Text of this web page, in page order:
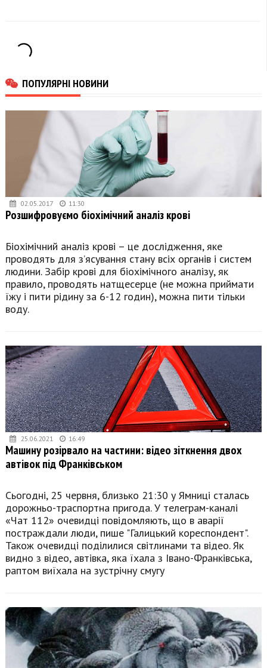
ПОПУЛЯРНІ НОВИНИ
02.05.2017 11:30
Розшифровуємо біохімічний аналіз крові
Біохімічний аналіз крові – це дослідження, яке
проводять для з’ясування стану всіх органів і систем
людини. Забір крові для біохімічного аналізу, як
правило, проводять натщесерце (не можна приймати
їжу і пити рідину за 6-12 годин), можна пити тільки
воду.
25.06.2021 16:49
Машину розірвало на частини: відео зіткнення двох
автівок під Франківськом
Сьогодні, 25 червня, близько 21:30 у Ямниці сталась
дорожньо-траспортна пригода. У телеграм-каналі
«Чат 112» очевидці повідомляють, що в аварії
постраждали люди, пише "Галицький кореспондент".
Також очевидці поділилися світлинами та відео. Як
видно з відео, автівка, яка їхала з Івано-Франківська,
раптом виїхала на зустрічну смугу